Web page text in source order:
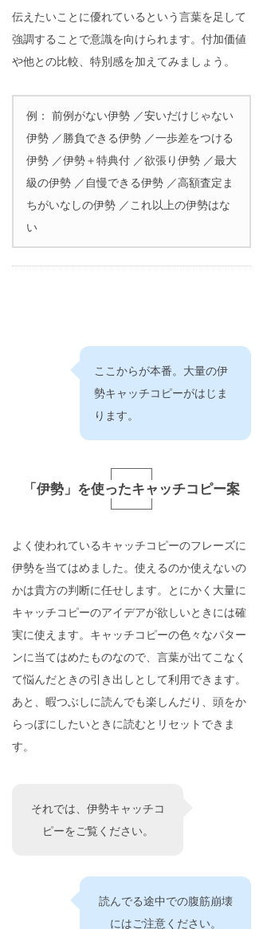
伝えたいことに優れているという言葉を足して
強調することで意識を向けられます。付加価値
や他との比較、特別感を加えてみましょう。
例： 前例がない伊勢 ／安いだけじゃない
伊勢 ／勝負できる伊勢 ／一歩差をつける
伊勢 ／伊勢＋特典付 ／欲張り伊勢 ／最大
級の伊勢 ／自慢できる伊勢 ／高額査定ま
ちがいなしの伊勢 ／これ以上の伊勢はな
い
ここからが本番。大量の伊
勢キャッチコピーがはじま
ります。
「伊勢」を使ったキャッチコピー案
よく使われているキャッチコピーのフレーズに
伊勢を当てはめました。使えるのか使えないの
かは貴方の判断に任せします。とにかく大量に
キャッチコピーのアイデアが欲しいときには確
実に使えます。キャッチコピーの色々なパター
ンに当てはめたものなので、言葉が出てこなく
て悩んだときの引き出しとして利用できます。
あと、暇つぶしに読んでも楽しんだり、頭をか
らっぽにしたいときに読むとリセットできま
す。
それでは、伊勢キャッチコ
ピーをご覧ください。
読んでる途中での腹筋崩壊
にはご注意ください。